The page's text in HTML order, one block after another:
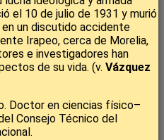
el 10 de julio de 1931 y murió
un discutido accidente
Irapeo, cerca de Morelia,
e investigadores han
de su vida. (v. Vázquez
Doctor en ciencias físico–
Consejo Técnico del